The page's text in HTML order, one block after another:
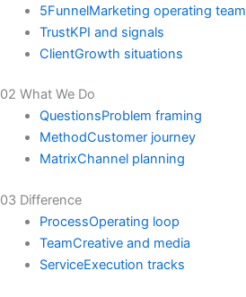
5FunnelMarketing operating team
TrustKPI and signals
ClientGrowth situations
02 What We Do
QuestionsProblem framing
MethodCustomer journey
MatrixChannel planning
03 Difference
ProcessOperating loop
TeamCreative and media
ServiceExecution tracks